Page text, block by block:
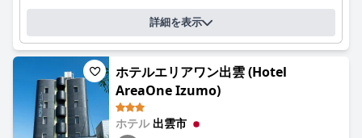
詳細を表示
ホテルエリアワン出雲 (Hotel
AreaOne Izumo)
ホテル 出雲市